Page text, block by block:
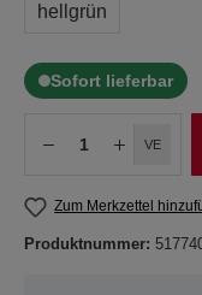
hellgrün
Sofort lieferbar
VE
Zum Merkzettel
Produktnummer: